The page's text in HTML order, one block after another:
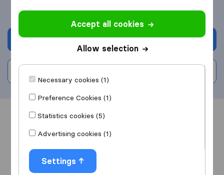
Get quote
Overview Reviews
Accept all cookies
Allow selection
Necessary cookies (1)
Preference Cookies (1)
Statistics cookies (5)
Advertising cookies (1)
Settings